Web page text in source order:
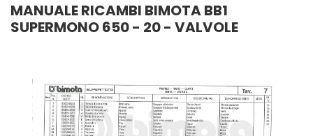
MANUALE RICAMBI BIMOTA BB1
SUPERMONO 650 - 20 - VALVOLE